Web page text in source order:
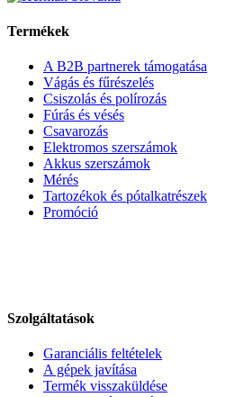
Termékek
A B2B partnerek támogatása
Vágás és fűrészelés
Csiszolás és polírozás
Fúrás és vésés
Csavarozás
Elektromos szerszámok
Akkus szerszámok
Mérés
Tartozékok és pótalkatrészek
Promóció
Szolgáltatások
Garanciális feltételek
A gépek javítása
Termék visszaküldése